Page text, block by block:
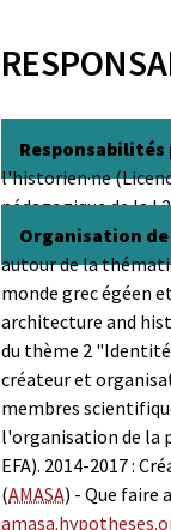
l'historien·ne
pédagogique de la
Organisation
autour de la
monde grec égéen
architecture and
du thème 2
créateur et
membres
l'organisation de la
EFA). 2014-2017 :
(AMASA) - Que faire